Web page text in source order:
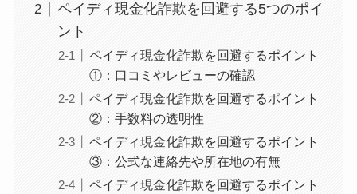
ペイディ現金化詐欺を回避する5つのポイ
ント
ペイディ現金化詐欺を回避するポイント
①：口コミやレビューの確認
ペイディ現金化詐欺を回避するポイント
②：手数料の透明性
ペイディ現金化詐欺を回避するポイント
③：公式な連絡先や所在地の有無
ペイディ現金化詐欺を回避するポイント